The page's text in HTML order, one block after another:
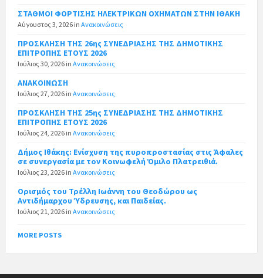
ΣΤΑΘΜΟΙ ΦΟΡΤΙΣΗΣ ΗΛΕΚΤΡΙΚΩΝ ΟΧΗΜΑΤΩΝ ΣΤΗΝ ΙΘΑΚΗ
Αύγουστος 3, 2026 in Ανακοινώσεις
ΠΡΟΣΚΛΗΣΗ ΤΗΣ 26ης ΣΥΝΕΔΡΙΑΣΗΣ ΤΗΣ ΔΗΜΟΤΙΚΗΣ
ΕΠΙΤΡΟΠΗΣ ΕΤΟΥΣ 2026
Ιούλιος 30, 2026 in Ανακοινώσεις
ΑΝΑΚΟΙΝΩΣΗ
Ιούλιος 27, 2026 in Ανακοινώσεις
ΠΡΟΣΚΛΗΣΗ ΤΗΣ 25ης ΣΥΝΕΔΡΙΑΣΗΣ ΤΗΣ ΔΗΜΟΤΙΚΗΣ
ΕΠΙΤΡΟΠΗΣ ΕΤΟΥΣ 2026
Ιούλιος 24, 2026 in Ανακοινώσεις
Δήμος Ιθάκης: Ενίσχυση της πυροπροστασίας στις Άφαλες
σε συνεργασία με τον Κοινωφελή Όμιλο Πλατρειθιά.
Ιούλιος 23, 2026 in Ανακοινώσεις
Ορισμός του Τρέλλη Ιωάννη του Θεοδώρου ως
Αντιδήμαρχου Ύδρευσης, και Παιδείας.
Ιούλιος 21, 2026 in Ανακοινώσεις
MORE POSTS